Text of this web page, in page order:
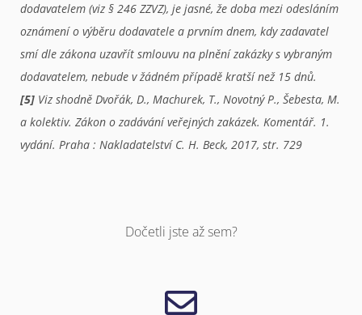
dodavatelem (viz § 246 ZZVZ), je jasné, že doba mezi odesláním
oznámení o výběru dodavatele a prvním dnem, kdy zadavatel
smí dle zákona uzavřít smlouvu na plnění zakázky s vybraným
dodavatelem, nebude v žádném případě kratší než 15 dnů.
[5] Viz shodně Dvořák, D., Machurek, T., Novotný P., Šebesta, M.
a kolektiv. Zákon o zadávání veřejných zakázek. Komentář. 1.
vydání. Praha : Nakladatelství C. H. Beck, 2017, str. 729
Dočetli jste až sem?